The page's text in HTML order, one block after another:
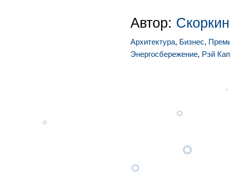
Автор:
Архитектура, Бизнес,
Энергосбережение, Рэй